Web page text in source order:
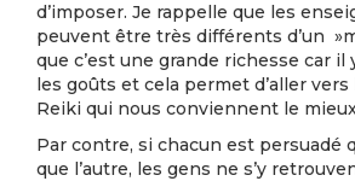
d’imposer. Je rappelle que les
peuvent être très différents d’un
que c’est une grande richesse car il
les goûts et cela permet d’aller
Reiki qui nous conviennent le
Par contre, si chacun est persuadé
que l’autre, les gens ne s’y